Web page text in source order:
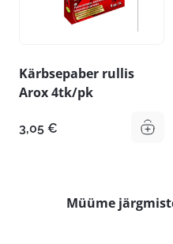
Kärbsepaber rullis
Arox 4tk/pk
3,05 €
Müüme